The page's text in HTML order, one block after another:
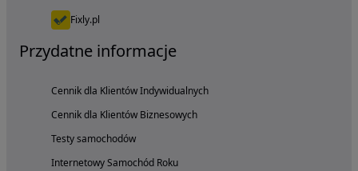
Fixly.pl
Przydatne informacje
Cennik dla Klientów Indywidualnych
Cennik dla Klientów Biznesowych
Testy samochodów
Internetowy Samochód Roku